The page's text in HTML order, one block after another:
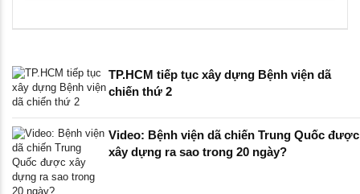
TP.HCM tiếp tục xây dựng Bệnh viện dã
chiến thứ 2
Video: Bệnh viện dã chiến Trung Quốc được
xây dựng ra sao trong 20 ngày?